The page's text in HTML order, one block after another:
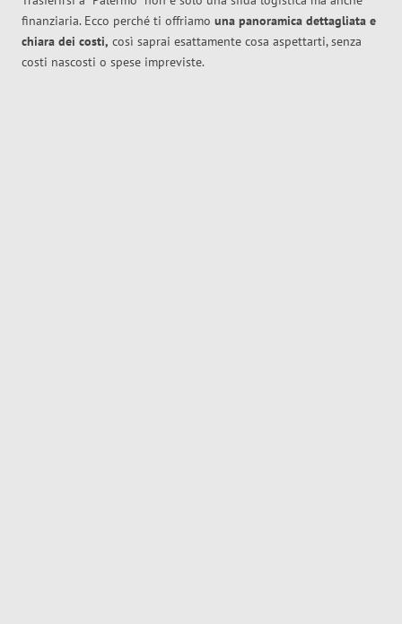
finanziaria. Ecco perché ti offriamo una panoramica dettagliata e
chiara dei costi, così saprai esattamente cosa aspettarti, senza
costi nascosti o spese impreviste.